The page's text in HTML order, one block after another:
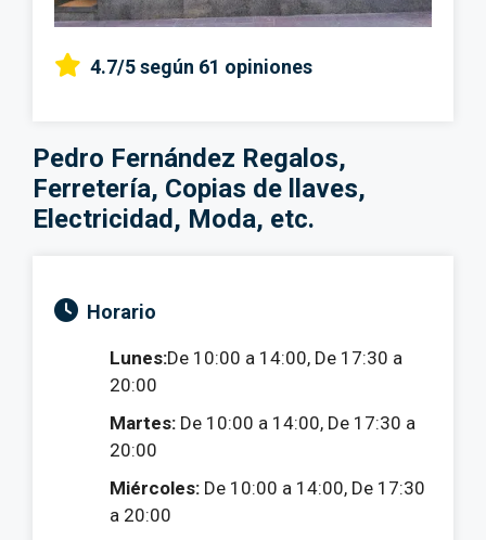
4.7/5según 61 opiniones
Pedro Fernández Regalos,
Ferretería, Copias de llaves,
Electricidad, Moda, etc.
Horario
Lunes:De 10:00 a 14:00, De 17:30 a
20:00
Martes: De 10:00 a 14:00, De 17:30 a
20:00
Miércoles: De 10:00 a 14:00, De 17:30
a 20:00